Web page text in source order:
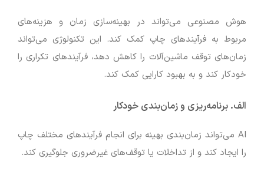
هوش مصنوعی می‌تواند در بهینه‌سازی زمان و هزینه‌های
مربوط به فرآیندهای چاپ کمک کند. این تکنولوژی می‌تواند
زمان‌های توقف ماشین‌آلات را کاهش دهد، فرآیندهای تکراری را
خودکار کند و به بهبود کارایی کمک کند.
الف. برنامه‌ریزی و زمان‌بندی خودکار
AI می‌تواند زمان‌بندی بهینه برای انجام فرآیندهای مختلف چاپ
را ایجاد کند و از تداخلات یا توقف‌های غیرضروری جلوگیری کند.